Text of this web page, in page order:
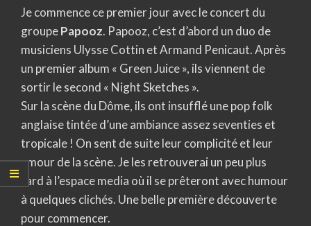
Je commence ce premier jour avec le concert du
groupePapooz. Papooz, c’est d’abord un duo de
musiciens Ulysse Cottin et Armand Penicaut. Après
un premier album « Green Juice », ils viennent de
sortir le second « Night Sketches ».
Sur la scène du Dôme, ils ont insufflé une pop folk
anglaise tintée d’une ambiance assez seventies et
tropicale ! On sent de suite leur complicité et leur
amour de la scène. Je les retrouverai un peu plus
tard à l’espace media où il se prêteront avec humour
à quelques clichés. Une belle première découverte
pour commencer.